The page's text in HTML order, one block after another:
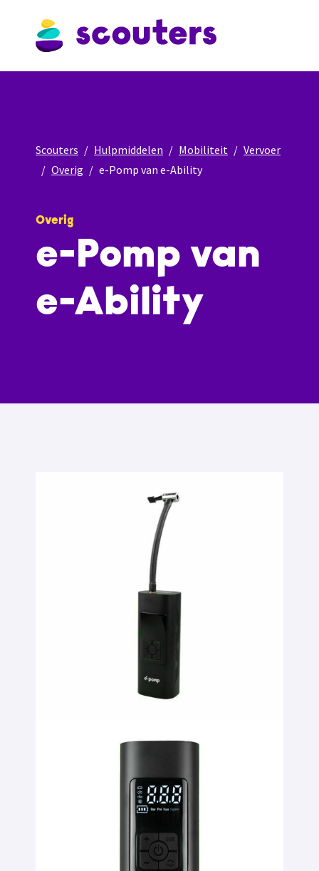
Scouters Hulpmiddelen Mobiliteit
Vervoer
Overig
e-Pomp van e-Ability
Overig
e-Pomp van
e-Ability